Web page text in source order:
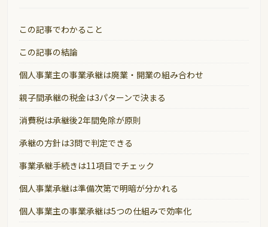
この記事でわかること
この記事の結論
個人事業主の事業承継は廃業・開業の組み合わせ
親子間承継の税金は3パターンで決まる
消費税は承継後2年間免除が原則
承継の方針は3問で判定できる
事業承継手続きは11項目でチェック
個人事業承継は準備次第で明暗が分かれる
個人事業主の事業承継は5つの仕組みで効率化